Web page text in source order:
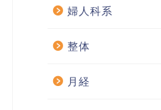
婦人科系
整体
月経